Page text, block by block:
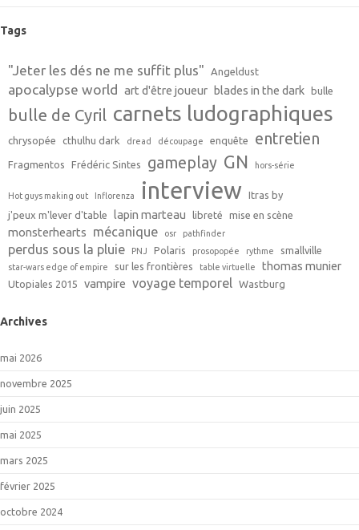
Tags
"Jeter les dés ne me suffit plus" Angeldust
apocalypse world art d'être joueur blades in the dark bulle
bulle de Cyril carnets ludographiques
chrysopée cthulhu dark dread découpage enquête entretien
Fragmentos Frédéric Sintes gameplay GN hors-série
Hot guys making out Inflorenza interview
Itras by
j'peux m'lever d'table
lapin marteau libreté mise en scène
monsterhearts mécanique osr pathfinder
perdus sous la pluie PNJ Polaris prosopopée rythme smallville
star-wars edge of empire sur les frontières table virtuelle thomas munier
Utopiales 2015 vampire voyage temporel Wastburg
Archives
mai 2026
novembre 2025
juin 2025
mai 2025
mars 2025
février 2025
octobre 2024